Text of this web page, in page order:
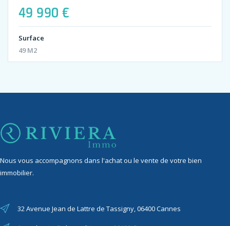
49 990 €
Surface
49 M2
Nous vous accompagnons dans l'achat ou le vente de votre bien
immobilier.
32 Avenue Jean de Lattre de Tassigny, 06400 Cannes